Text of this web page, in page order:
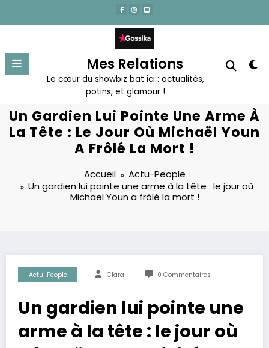
contenu
Mes Relations
Le cœur du showbiz bat ici : actualités,
potins, et glamour !
Un Gardien Lui Pointe Une Arme À
La Tête : Le Jour Où Michaël Youn
A Frôlé La Mort !
Accueil
Actu-People
Un gardien lui pointe une arme à la tête : le jour où
Michaël Youn a frôlé la mort !
Actu-People Clara 0 Commentaires
Un gardien lui pointe une
arme à la tête : le jour où